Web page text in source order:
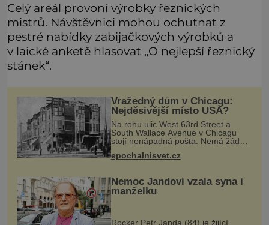
Celý areál provoní výrobky řeznických
mistrů. Návštěvnici mohou ochutnat z
pestré nabídky zabijačkových výrobků a
v laické anketě hlasovat „O nejlepší řeznický
stánek“.
Vražedný dům v Chicagu:
Nejděsivější místo USA?
Na rohu ulic West 63rd Street a
South Wallace Avenue v Chicagu
stojí nenápadná pošta. Nemá žádný
speciální nápis ani pamětní desku. A
přesto prý místní zaměstnanci neradi
epochalnisvet.cz
Nemoc Jandovi vzala syna i
manželku
Rocker Petr Janda (84) je žijící